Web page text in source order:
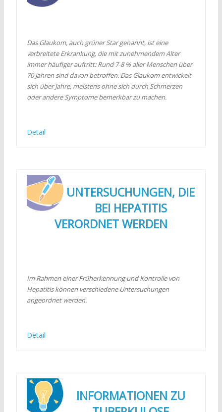
Das Glaukom, auch grüner Star genannt, ist eine
verbreitete Erkrankung, die mit zunehmendem Alter
immer häufiger auftritt: Rund 7-8 % aller Menschen über
70 Jahren sind davon betroffen. Das Glaukom entwickelt
sich über Jahre, meistens ohne sich durch Schmerzen
oder andere Symptome bemerkbar zu machen.
Detail
UNTERSUCHUNGEN, DIE
BEI HEPATITIS
VERORDNET WERDEN
Im Rahmen einer Früherkennung und Kontrolle von
Hepatitis können verschiedene Untersuchungen
angeordnet werden.
Detail
INFORMATIONEN ZU